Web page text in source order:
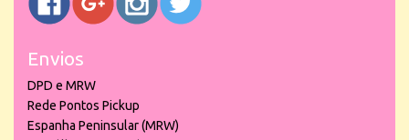
Envios
DPD e MRW
Rede Pontos Pickup
Espanha Peninsular (MRW)